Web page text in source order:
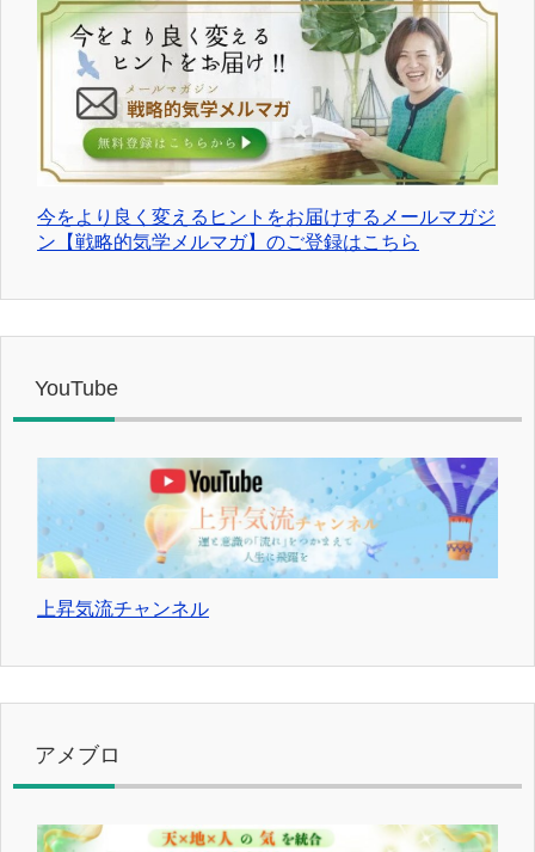
今をより良く変えるヒントをお届けするメールマガジ
ン【戦略的気学メルマガ】のご登録はこちら
YouTube
上昇気流チャンネル
アメブロ